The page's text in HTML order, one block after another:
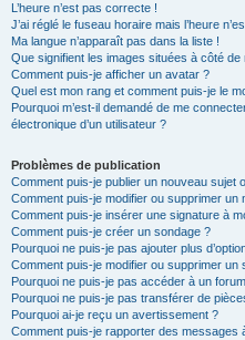
L’heure n’est pas correcte !
J’ai réglé le fuseau horaire mais l’heure
Ma langue n’apparaît pas dans la liste !
Que signifient les images situées à côté de
Comment puis-je afficher un avatar ?
Quel est mon rang et comment puis-je le
Pourquoi m’est-il demandé de me
électronique d’un utilisateur ?
Problèmes de publication
Comment puis-je publier un nouveau sujet
Comment puis-je modifier ou supprimer un
Comment puis-je insérer une signature à
Comment puis-je créer un sondage ?
Pourquoi ne puis-je pas ajouter plus
Comment puis-je modifier ou supprimer un
Pourquoi ne puis-je pas accéder à un
Pourquoi ne puis-je pas transférer de
Pourquoi ai-je reçu un avertissement ?
Comment puis-je rapporter des messages